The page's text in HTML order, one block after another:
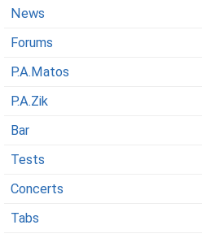
News
Forums
P.A.Matos
P.A.Zik
Bar
Tests
Concerts
Tabs